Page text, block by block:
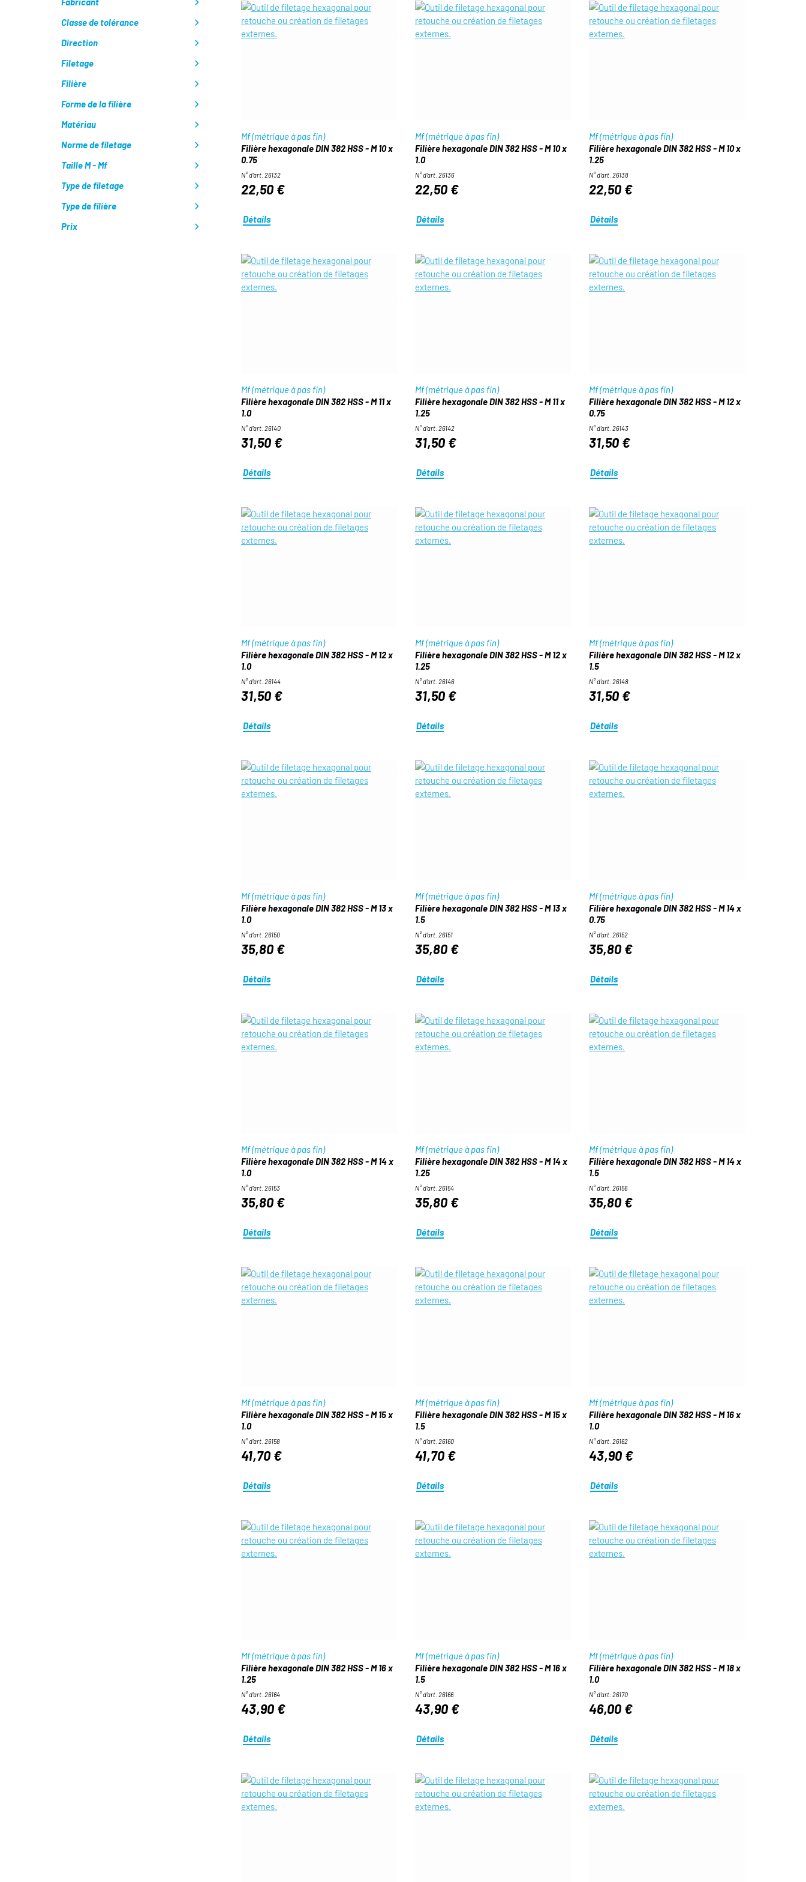
Classe de tolérance
Direction
Filetage
Filière
Forme de la filière
Matériau
Norme de filetage
Taille M - Mf
Type de filetage
Type de filière
Prix
Mf (métrique à pas fin)
Filière hexagonale DIN 382 HSS - M 10 x
0.75
N° d'art. 26132
22,50 €
Détails
Mf (métrique à pas fin)
Filière hexagonale DIN 382 HSS - M 10 x
1.0
N° d'art. 26136
22,50 €
Détails
Mf (métrique à pas fin)
Filière hexagonale DIN 382 HSS - M 10 x
1.25
N° d'art. 26138
22,50 €
Détails
Mf (métrique à pas fin)
Filière hexagonale DIN 382 HSS - M 11 x
1.0
N° d'art. 26140
31,50 €
Détails
Mf (métrique à pas fin)
Filière hexagonale DIN 382 HSS - M 11 x
1.25
N° d'art. 26142
31,50 €
Détails
Mf (métrique à pas fin)
Filière hexagonale DIN 382 HSS - M 12 x
0.75
N° d'art. 26143
31,50 €
Détails
Mf (métrique à pas fin)
Filière hexagonale DIN 382 HSS - M 12 x
1.0
N° d'art. 26144
31,50 €
Détails
Mf (métrique à pas fin)
Filière hexagonale DIN 382 HSS - M 12 x
1.25
N° d'art. 26146
31,50 €
Détails
Mf (métrique à pas fin)
Filière hexagonale DIN 382 HSS - M 12 x
1.5
N° d'art. 26148
31,50 €
Détails
Mf (métrique à pas fin)
Filière hexagonale DIN 382 HSS - M 13 x
1.0
N° d'art. 26150
35,80 €
Détails
Mf (métrique à pas fin)
Filière hexagonale DIN 382 HSS - M 13 x
1.5
N° d'art. 26151
35,80 €
Détails
Mf (métrique à pas fin)
Filière hexagonale DIN 382 HSS - M 14 x
0.75
N° d'art. 26152
35,80 €
Détails
Mf (métrique à pas fin)
Filière hexagonale DIN 382 HSS - M 14 x
1.0
N° d'art. 26153
35,80 €
Détails
Mf (métrique à pas fin)
Filière hexagonale DIN 382 HSS - M 14 x
1.25
N° d'art. 26154
35,80 €
Détails
Mf (métrique à pas fin)
Filière hexagonale DIN 382 HSS - M 14 x
1.5
N° d'art. 26156
35,80 €
Détails
Mf (métrique à pas fin)
Filière hexagonale DIN 382 HSS - M 15 x
1.0
N° d'art. 26158
41,70 €
Détails
Mf (métrique à pas fin)
Filière hexagonale DIN 382 HSS - M 15 x
1.5
N° d'art. 26160
41,70 €
Détails
Mf (métrique à pas fin)
Filière hexagonale DIN 382 HSS - M 16 x
1.0
N° d'art. 26162
43,90 €
Détails
Mf (métrique à pas fin)
Filière hexagonale DIN 382 HSS - M 16 x
1.25
N° d'art. 26164
43,90 €
Détails
Mf (métrique à pas fin)
Filière hexagonale DIN 382 HSS - M 16 x
1.5
N° d'art. 26166
43,90 €
Détails
Mf (métrique à pas fin)
Filière hexagonale DIN 382 HSS - M 18 x
1.0
N° d'art. 26170
46,00 €
Détails